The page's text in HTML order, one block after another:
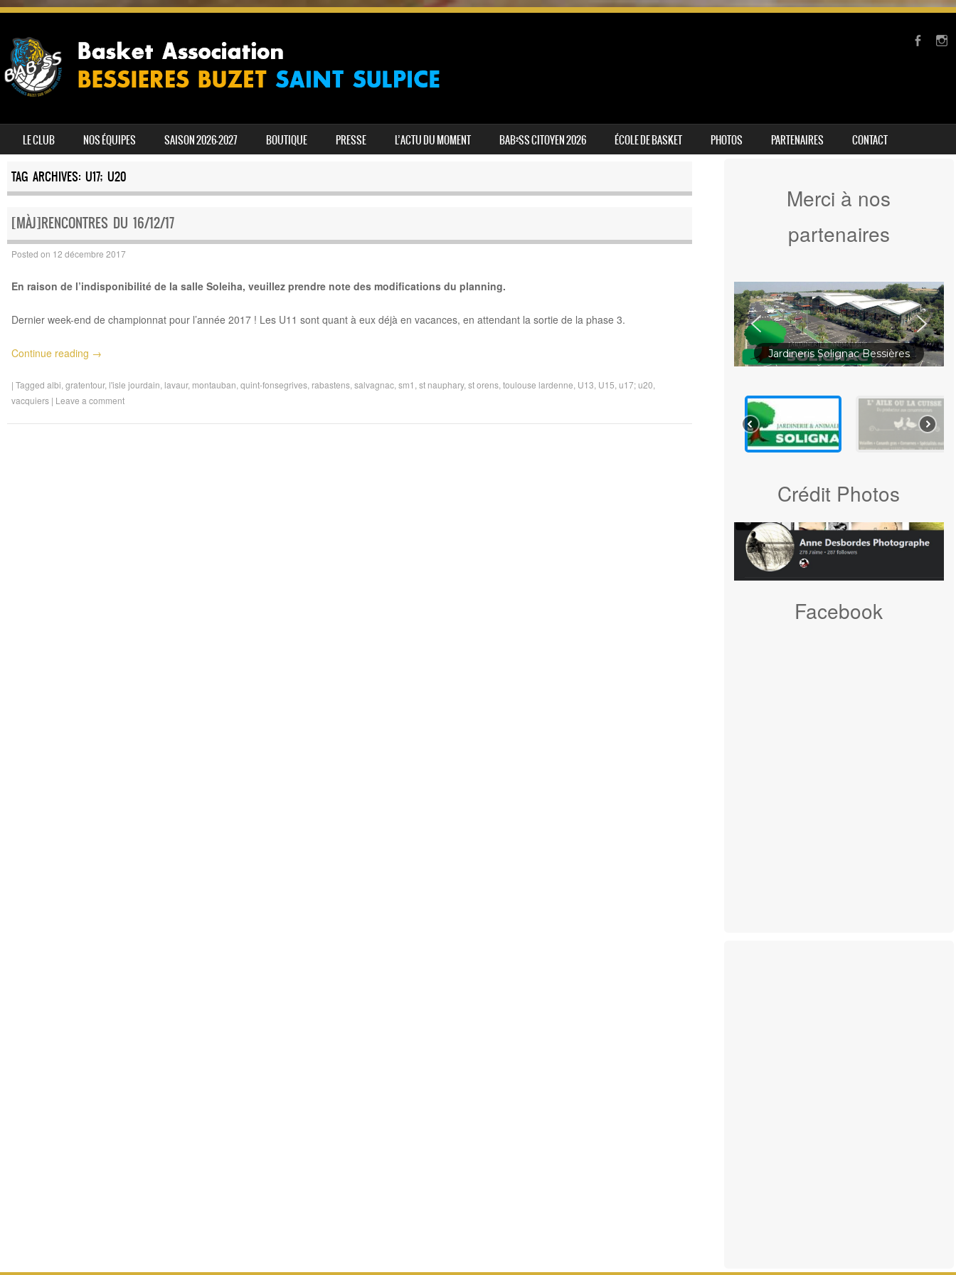
MENU
SKIP TO CONTENT
LE CLUB NOS ÉQUIPES SAISON 2026-2027 BOUTIQUE PRESSE L’ACTU DU MOMENT BAB²SS CITOYEN 2026 ÉCOLE DE BASKET PHOTOS PARTENAIRES CONTACT
TAG ARCHIVES: U17; U20
[MÀJ]RENCONTRES DU 16/12/17
Posted on 12 décembre 2017
En raison de l’indisponibilité de la salle Soleiha, veuillez prendre note des modifications du planning.
Dernier week-end de championnat pour l’année 2017 ! Les U11 sont quant à eux déjà en vacances, en attendant la sortie de la phase 3.
Continue reading →
| Tagged albi gratentour, l'isle jourdain lavaur, montauban quint-fonsegrives, rabastens, salvagnac, sm1 st nauphary, st orens, toulouse lardenne U13 U15 u17; u20
vacquiers | Leave a comment
Merci à nos
partenaires
Jardineris Solignac Bessières
Crédit Photos
Facebook